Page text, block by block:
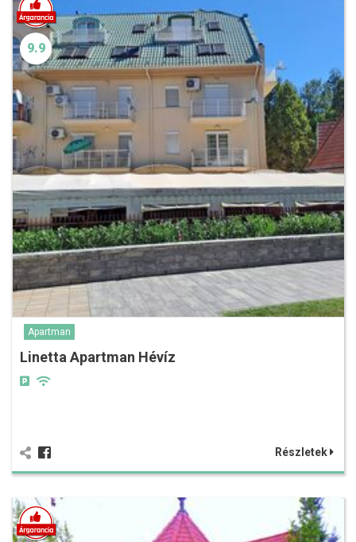
9.9
Apartman
Linetta Apartman Hévíz
Részletek